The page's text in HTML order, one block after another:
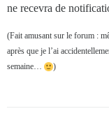
ne recevra de
(Fait amusant sur le forum :
après que je l’ai
semaine…
)